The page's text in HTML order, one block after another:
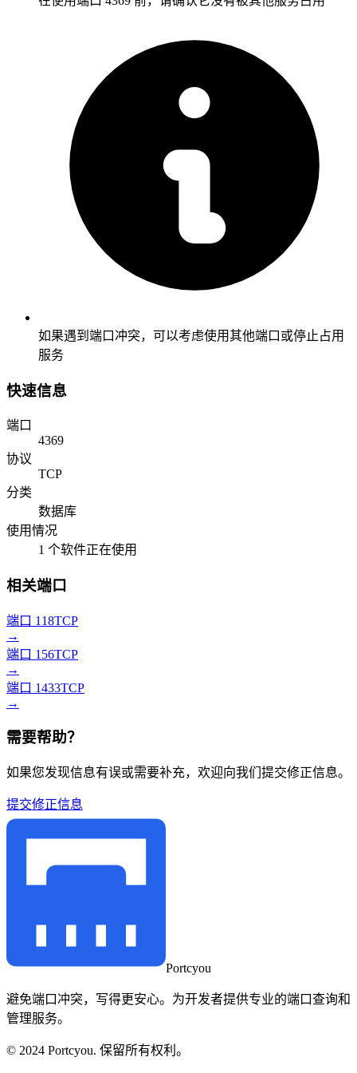
如果遇到端口冲突，可以考虑使用其他端口或停止占用
服务
快速信息
端口
4369
协议
TCP
分类
数据库
使用情况
1 个软件正在使用
相关端口
端口 118TCP
→
端口 156TCP
→
端口 1433TCP
→
需要帮助？
如果您发现信息有误或需要补充，欢迎向我们提交修正信息。
提交修正信息
Portcyou
避免端口冲突，写得更安心。为开发者提供专业的端口查询和
管理服务。
© 2024 Portcyou. 保留所有权利。